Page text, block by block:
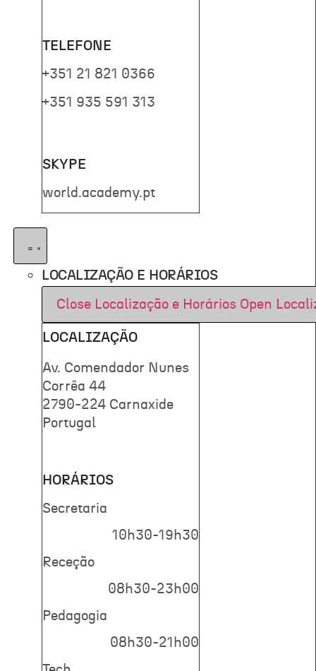
TELEFONE
+351 21 821 0366
+351 935 591 313
SKYPE
world.academy.pt
LOCALIZAÇÃO E HORÁRIOS
Close Localização e Horários Open
LOCALIZAÇÃO
Av. Comendador Nunes
Corrêa 44
2790-224 Carnaxide
Portugal
HORÁRIOS
Secretaria
10h30-19h30
Receção
08h30-23h00
Pedagogia
08h30-21h00